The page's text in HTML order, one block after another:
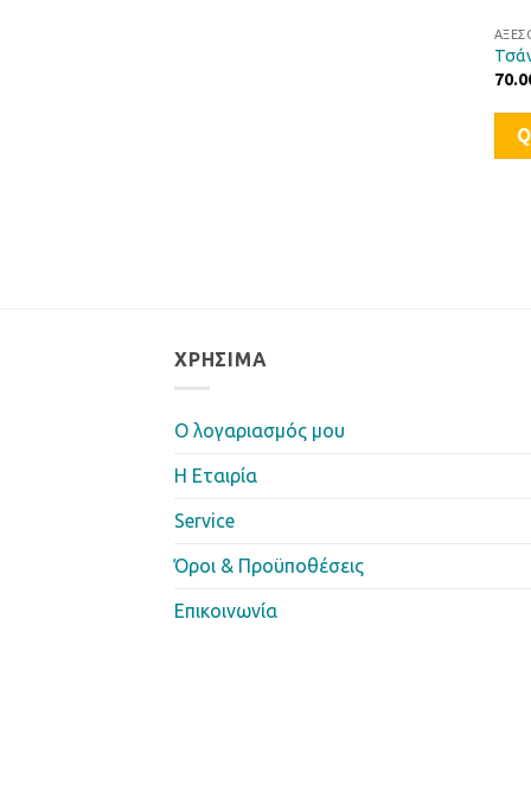
ΧΡΉΣΙΜΑ
Ο λογαριασμός μου
Η Eταιρία
Service
Όροι & Προϋποθέσεις
Επικοινωνία